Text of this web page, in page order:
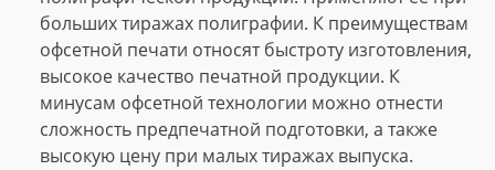
больших тиражах полиграфии. К преимуществам
офсетной печати относят быстроту изготовления,
высокое качество печатной продукции. К
минусам офсетной технологии можно отнести
сложность предпечатной подготовки, а также
высокую цену при малых тиражах выпуска.